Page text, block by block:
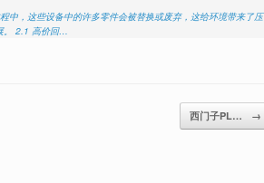
中，这些设备中的许多零件会被替换或废弃，这给环境带来了压
。 2.1 高价回…
西门子PL… →